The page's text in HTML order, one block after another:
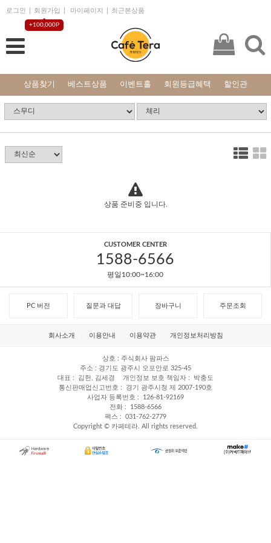
로그인 회원가입
+100,000P
마이페이지 최근본상품
상품찾기 베스트상품 이벤트홀 회원등급혜택 할인관
상품 준비중 입니다.
CUSTOMER CENTER
1588-6566
평일10:00~16:00
PC 버전 질문과 대답 장바구니 주문조회
회사소개 이용안내 이용약관 개인정보처리방침
상호
주식회사 팜파스
주소
경기도 광주시 오포안로 325-45
대표
김헌, 김세경 개인정보 보호 책임자
박충도
통신판매업신고번호
경기 광주시청 제 2007-190호
사업자 등록번호
126-81-92169
전화
1588-6566
팩스
031-762-2779
Copyright © 카페테라. All rights reserved.